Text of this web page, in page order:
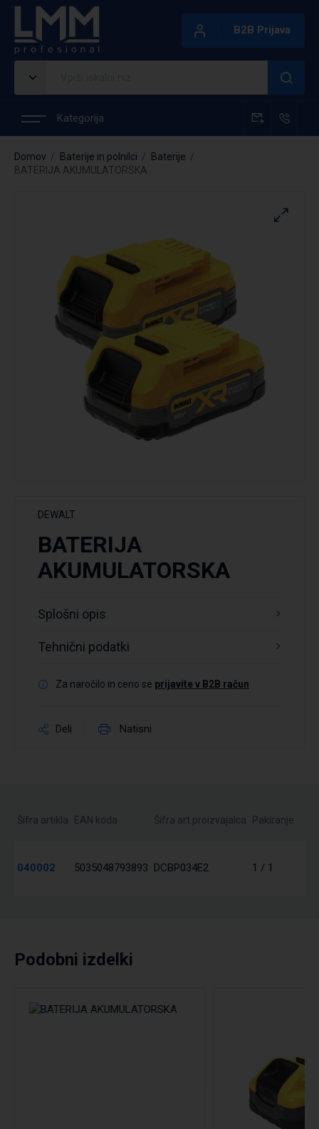
B2B Prijava
Kategorija
Domov Baterije in polnilci
Baterije
BATERIJA AKUMULATORSKA
DEWALT
BATERIJA
AKUMULATORSKA
Splošni opis
Tehnični podatki
Za naročilo in ceno se prijavite v B2B račun
Deli Natisni
Šifra artikla EAN koda Šifra art.proizvajalca Pakiranje
040002 5035048793893 DCBP034E2 1 / 1
Podobni izdelki